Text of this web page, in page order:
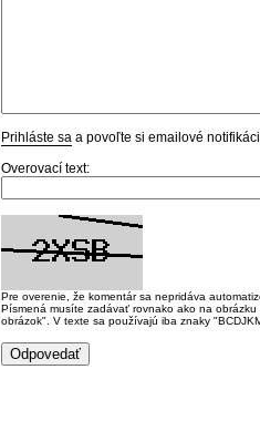
Prihláste sa a povoľte si emailové
Overovací text:
Pre overenie, že komentár sa nepridáva
Písmená musíte zadávať rovnako ako na
obrázok". V texte sa používajú iba znaky